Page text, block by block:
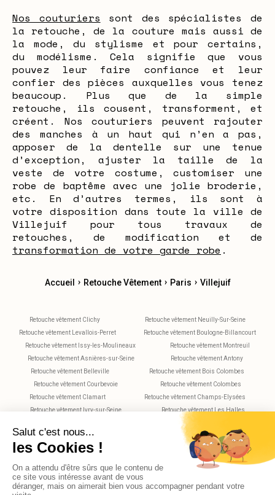
Nos couturiers sont des spécialistes de
la retouche, de la couture mais aussi de
la mode, du stylisme et pour certains,
du modélisme. Cela signifie que vous
pouvez leur faire confiance et leur
confier des pièces auxquelles vous tenez
beaucoup. Plus que de la simple
retouche, ils cousent, transforment, et
créent. Nos couturiers peuvent rajouter
des manches à un haut qui n’en a pas,
apposer de la dentelle sur une tenue
d’exception, ajuster la taille de la
veste de votre costume, customiser une
robe de baptême avec une jolie broderie,
etc. En d’autres termes, ils sont à
votre disposition dans toute la ville de
Villejuif pour tous travaux de
retouches, de modification et de
transformation de votre garde robe .
Accueil › Retouche Vêtement › Paris › Villejuif
Retouche vêtement Clichy
Retouche vêtement Neuilly-Sur-Seine
Retouche vêtement Levallois-Perret
Retouche vêtement Boulogne-Billancourt
Retouche vêtement Issy-les-Moulineaux
Retouche vêtement Montreuil
Retouche vêtement Asnières-sur-Seine
Retouche vêtement Antony
Retouche vêtement Belleville
Retouche vêtement Bois Colombes
Retouche vêtement Courbevoie
Retouche vêtement Colombes
Retouche vêtement Clamart
Retouche vêtement Champs-Elysées
Retouche vêtement Ivry-sur-Seine
Retouche vêtement Les Halles
Retouche vêtement Montparnasse
Retouche vêtement Nanterre
Retouche vêtement Plaisance
Retouche vêtement Saint-Maur-des-Fossés
Retouche vêtement Rueil-Malmaison
Retouche vêtement Vitry-sur-Seine
Retouche vêtement Versailles